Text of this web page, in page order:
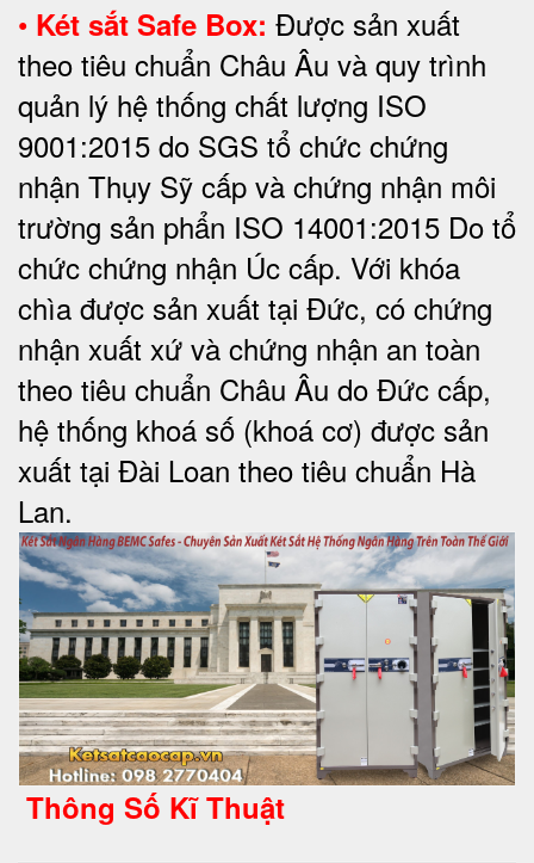
• Két sắt Safe Box: Được sản xuất
theo tiêu chuẩn Châu Âu và quy trình
quản lý hệ thống chất lượng ISO
9001:2015 do SGS tổ chức chứng
nhận Thụy Sỹ cấp và chứng nhận môi
trường sản phẩn ISO 14001:2015 Do tổ
chức chứng nhận Úc cấp. Với khóa
chìa được sản xuất tại Đức, có chứng
nhận xuất xứ và chứng nhận an toàn
theo tiêu chuẩn Châu Âu do Đức cấp,
hệ thống khoá số (khoá cơ) được sản
xuất tại Đài Loan theo tiêu chuẩn Hà
Lan.
Thông Số Kĩ Thuật